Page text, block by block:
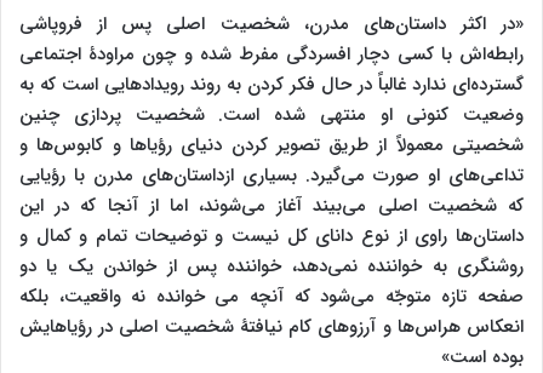
«در اکثر داستان‌های مدرن، شخصیت اصلی پس از فروپاشی
رابطه‌اش با کسی دچار افسردگی مفرط شده و چون مراودۀ اجتماعی
گسترده‌ای ندارد غالباً در حال فکر کردن به روند رویدادهایی است که به
وضعیت کنونی او منتهی شده است. شخصیت پردازی چنین
شخصیتی معمولاً از طریق تصویر کردن دنیای رؤیاها و کابوس‌ها و
تداعی‌های او صورت می‌گیرد. بسیاری ازداستان‌های مدرن با رؤیایی
که شخصیت اصلی می‌بیند آغاز می‌شوند، اما از آنجا که در این
داستان‌ها راوی از نوع دانای کل نیست و توضیحات تمام و کمال و
روشنگری به خواننده نمی‌دهد، خواننده پس از خواندن یک یا دو
صفحه تازه متوجّه می‌شود که آنچه می خوانده نه واقعیت، بلکه
انعکاس هراس‌ها و آرزوهای کام نیافتۀ شخصیت اصلی در رؤیاهایش
بوده است»